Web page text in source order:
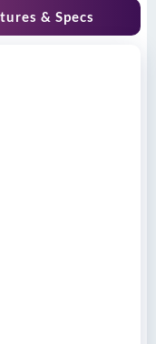
& Specs